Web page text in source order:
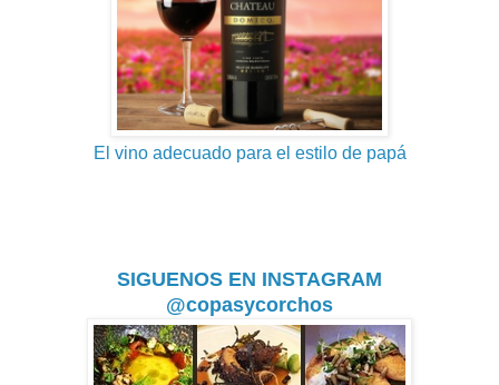
El vino adecuado para el estilo de papá
SIGUENOS EN INSTAGRAM
@copasycorchos